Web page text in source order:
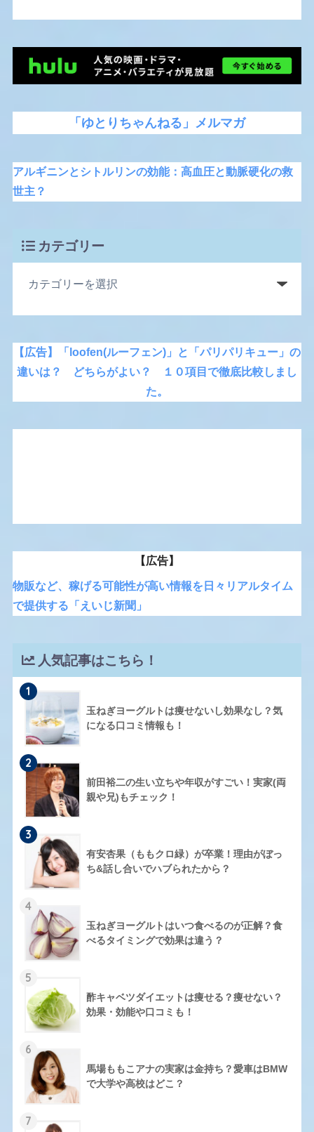
「ゆとりちゃんねる」メルマガ
アルギニンとシトルリンの効能：高血圧と動脈硬化の救
世主？
カテゴリー
【広告】「loofen(ルーフェン)」と「パリパリキュー」の
違いは？ どちらがよい？ １０項目で徹底比較しまし
た。
【広告】
物販など、稼げる可能性が高い情報を日々リアルタイム
で提供する「えいじ新聞」
人気記事はこちら！
1
玉ねぎヨーグルトは痩せないし効果なし？気
になる口コミ情報も！
2
前田裕二の生い立ちや年収がすごい！実家(両
親や兄)もチェック！
3
有安杏果（ももクロ緑）が卒業！理由がぼっ
ち&話し合いでハブられたから？
4
玉ねぎヨーグルトはいつ食べるのが正解？食
べるタイミングで効果は違う？
5
酢キャベツダイエットは痩せる？痩せない？
効果・効能や口コミも！
6
馬場ももこアナの実家は金持ち？愛車はBMW
で大学や高校はどこ？
7